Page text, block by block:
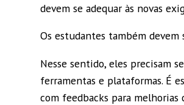
devem se adequar às novas
Os estudantes também devem
Nesse sentido, eles precisam
ferramentas e plataformas. É
com feedbacks para